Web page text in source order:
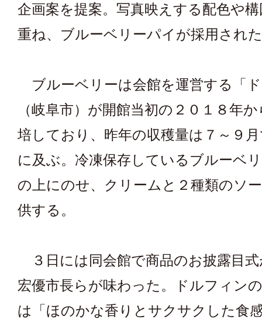
企画案を提案。写真映えする配色や
重ね、ブルーベリーパイが採用され
ブルーベリーは会館を運営する「
（岐阜市）が開館当初の２０１８年
培しており、昨年の収穫量は７～９
に及ぶ。冷凍保存しているブルーベ
の上にのせ、クリームと２種類のソ
供する。
３日には同会館で商品のお披露目
宏優市長らが味わった。ドルフィン
は「ほのかな香りとサクサクした食